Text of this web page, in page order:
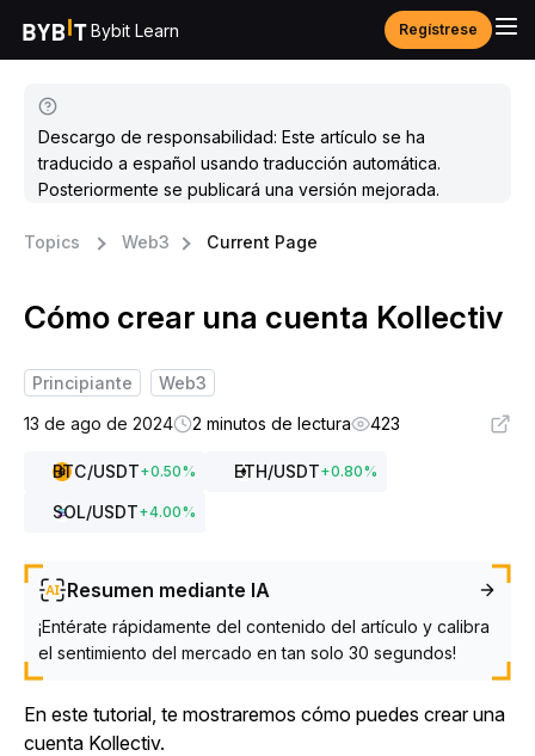
Bybit Learn Regístrese
Descargo de responsabilidad: Este artículo se ha
traducido a español usando traducción automática.
Posteriormente se publicará una versión mejorada.
Topics Web3 Current Page
Cómo crear una cuenta Kollectiv
Principiante
Web3
13 de ago de 2024
2 minutos de lectura 423
BTC/USDT+0.50% ETH/USDT+0.80%
SOL/USDT+4.00%
Resumen mediante IA
¡Entérate rápidamente del contenido del artículo y calibra
el sentimiento del mercado en tan solo 30 segundos!
En este tutorial, te mostraremos cómo puedes crear una
cuenta Kollectiv.